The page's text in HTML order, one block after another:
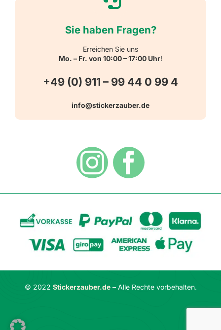
Reflektierende Aufkleber
Warn-, Gebots-, Verbots- und
Hinweisaufkleber
Versandarten
Widerrufsbelehrung
AGB
Datenschutzerklärung
Sie haben Fragen?
Erreichen Sie uns
Mo. – Fr. von 10:00 – 17:00 Uhr!
+49 (0) 911 – 99 44 0 99 4
info@stickerzauber.de
© 2022 Stickerzauber.de– Alle Rechte vorbehalten.